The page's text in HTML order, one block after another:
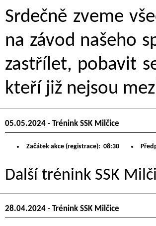
Srdečně zveme
na závod našeho
zastřílet, pobavit
kteří již nejsou
05.05.2024 - Trénink SSK Milčice
Začátek akce (registrace): 08:30
Další trénink SSK
28.04.2024 - Trénink SSK Milčice